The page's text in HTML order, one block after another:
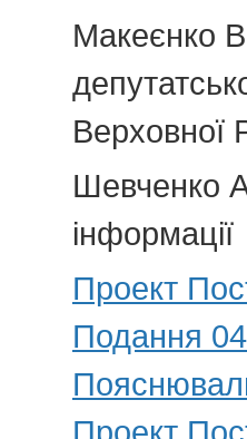
Макеєнко
Верховної
Шевченко
інформації
Проект
Подання